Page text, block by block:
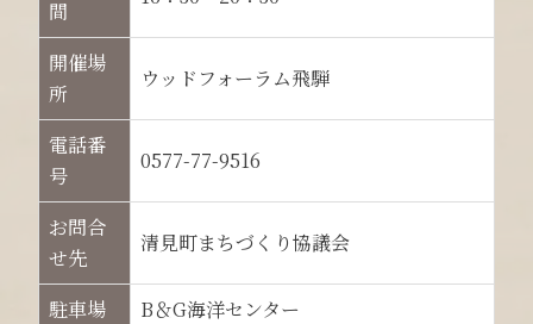
間
開催場
所
ウッドフォーラム飛騨
電話番
号
0577-77-9516
お問合
せ先
清見町まちづくり協議会
駐車場 B＆G海洋センター